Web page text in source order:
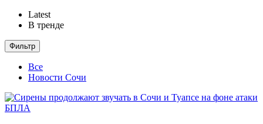
Latest
В тренде
Фильтр
Все
Новости Сочи